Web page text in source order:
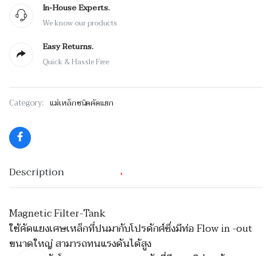
In-House Experts.
We know our products
Easy Returns.
Quick & Hassle Free
Category: แม่เหล็กชนิดคัดแยก
Description
Magnetic Filter-Tank
ใช้คัดแยงเศษเหล็กที่ปนมากับโปรดักศ์ซึ่งมีท่อ Flow in -out
ขนาดใหญ่ สามารถทนแรงดันได้สูง